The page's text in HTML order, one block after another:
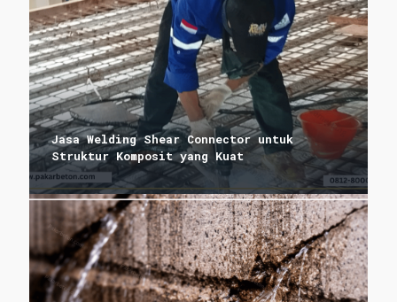
Jasa Welding Shear Connector untuk
Struktur Komposit yang Kuat